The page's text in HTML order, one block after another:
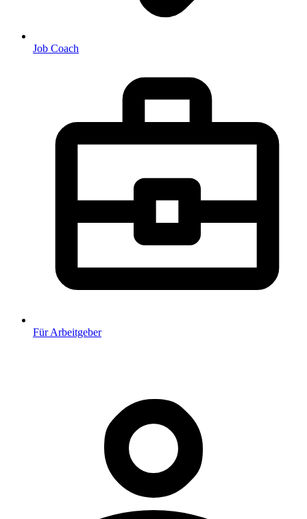
Job Coach
Für Arbeitgeber